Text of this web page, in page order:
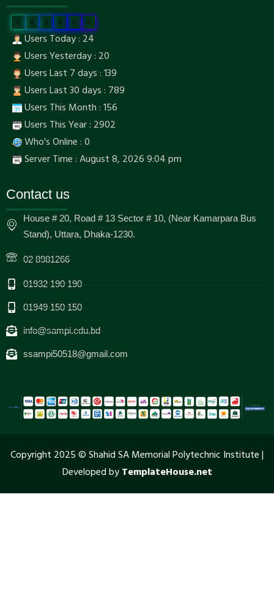
0 0 3 8 0 9
Users Today : 24
Users Yesterday : 20
Users Last 7 days : 139
Users Last 30 days : 789
Users This Month : 156
Users This Year : 2902
Who's Online : 0
Server Time : August 8, 2026 9:04 pm
Contact us
House # 20, Road # 13 Sector # 10, (Near Kamarpara Bus
Stand), Uttara, Dhaka-1230.
02 8981266
01932 190 190
01949 150 150
info@sampi.edu.bd
ssampi50518@gmail.com
Copyright 2025 © Shahid SA Memorial Polytechnic Institute |
Developed byTemplateHouse.net